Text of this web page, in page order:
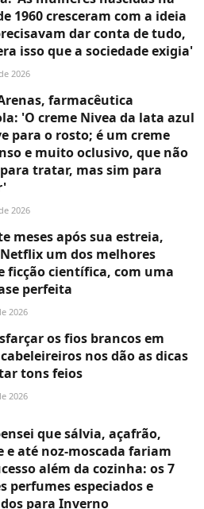
1960 cresceram com a ideia
dar conta de tudo,
isso que a sociedade exigia'
2026
farmacêutica
'O creme Nivea da lata azul
para o rosto; é um creme
e muito oclusivo, que não
tratar, mas sim para
2026
meses após sua estreia,
um dos melhores
ficção científica, com uma
perfeita
2026
os fios brancos em
nos dão as dicas
tons feios
2026
que sálvia, açafrão,
e até noz-moscada fariam
além da cozinha: os 7
perfumes especiados e
para Inverno